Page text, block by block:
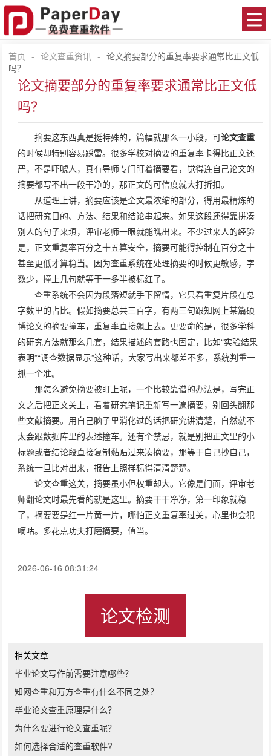
首页 - 论文查重资讯 - 论文摘要部分的重复率要求通常比正文低
吗？
论文摘要部分的重复率要求通常比正文低
吗？
摘要这东西真是挺特殊的，篇幅就那么一小段，可论文查重
的时候却特别容易踩雷。很多学校对摘要的重复率卡得比正文还
严，不是吓唬人，真有导师专门盯着摘要看，觉得连自己论文的
摘要都写不出一段干净的，那正文的可信度就大打折扣。
从道理上讲，摘要应该是全文最浓缩的部分，得用最精炼的
话把研究目的、方法、结果和结论串起来。如果这段还得靠拼凑
别人的句子来填，评审老师一眼就能瞧出来。不少过来人的经验
是，正文重复率百分之十五算安全，摘要可能得控制在百分之十
甚至更低才算稳当。因为查重系统在处理摘要的时候更敏感，字
数少，撞上几句就等于一多半被标红了。
查重系统不会因为段落短就手下留情，它只看重复片段在总
字数里的占比。假如摘要总共三百字，有两三句跟知网上某篇硕
博论文的摘要撞车，重复率直接飙上去。更要命的是，很多学科
的研究方法就那么几套，结果描述的套路也固定，比如“实验结果
表明”“调查数据显示”这种话，大家写出来都差不多，系统判重一
抓一个准。
那怎么避免摘要被盯上呢，一个比较靠谱的办法是，写完正
文之后把正文关上，看着研究笔记重新写一遍摘要，别回头翻那
些文献摘要。用自己脑子里消化过的话把研究讲清楚，自然就不
太会跟数据库里的表述撞车。还有个禁忌，就是别把正文里的小
标题或者结论段直接复制黏贴过来凑摘要，那等于自己抄自己，
系统一旦比对出来，报告上照样标得清清楚楚。
论文查重这关，摘要虽小但权重却大。它像是门面，评审老
师翻论文时最先看的就是这里。摘要干干净净，第一印象就稳
了，摘要要是红一片黄一片，哪怕正文重复率过关，心里也会犯
嘀咕。多花点功夫打磨摘要，值当。
2026-06-16 08:31:24
论文检测
相关文章
毕业论文写作前需要注意哪些？
知网查重和万方查重有什么不同之处？
毕业论文查重原理是什么？
为什么要进行论文查重呢？
如何选择合适的查重软件?